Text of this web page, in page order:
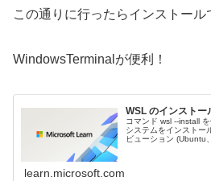
この通りに行ったらインストール
WindowsTerminalが便利！
WSL のインストー
コマンド wsl --install
システムをインストー
ビューション (Ubuntu
learn.microsoft.com